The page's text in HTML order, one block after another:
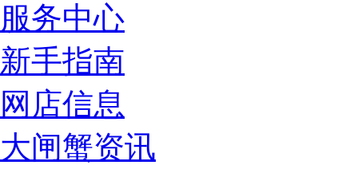
服务中心
新手指南
网店信息
大闸蟹资讯